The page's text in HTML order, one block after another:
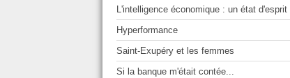
L'intelligence économique : un état d'esprit
Hyperformance
Saint-Exupéry et les femmes
Si la banque m'était contée...